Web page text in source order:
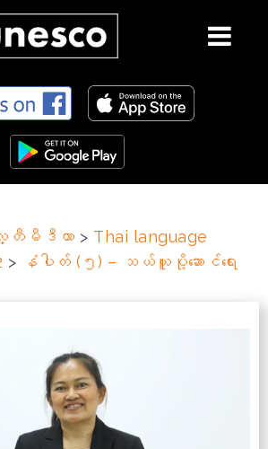
လ္တီမီဒီယာ > Thai language
> နံပါတ် (၅) – သယ်ယူပို့ဆောင်ရေး